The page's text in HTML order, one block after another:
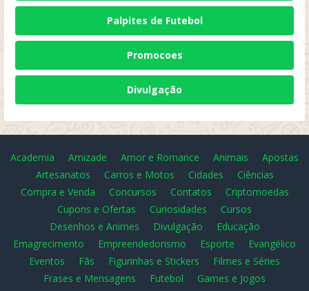
Palpites de Futebol
Promocoes
Divulgação
Academia Amizade Amor e Romance Animais
Apostas
Artesanatos
Carros e Motos Cidades
Ciências
Compra e Venda
Concursos Contatos
Criptomoedas
Cupons e Ofertas
Curiosidades
Cursos
Desenhos e Animes
Divulgação
Educação
Emagrecimento
Empreendedorismo Esporte
Evangélico
Eventos
Fãs Figurinhas e Stickers
Filmes e Séries
Frases e Mensagens
Futebol
Games e Jogos